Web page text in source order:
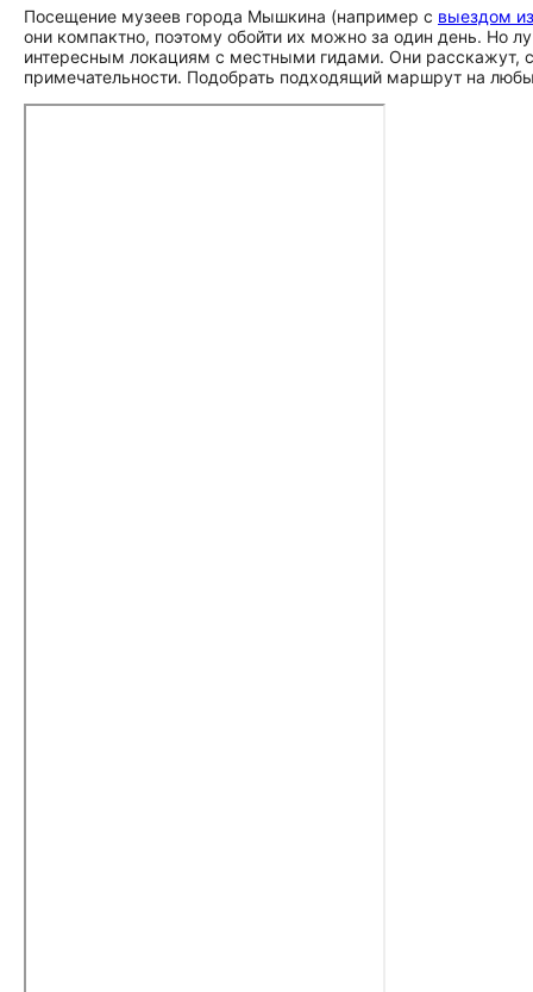
Посещение музеев города Мышкина (например с выездом
они компактно, поэтому обойти их можно за один день. Но
интересным локациям с местными гидами. Они
при­ме­ча­тель­но­сти. Подобрать подходящий маршрут на